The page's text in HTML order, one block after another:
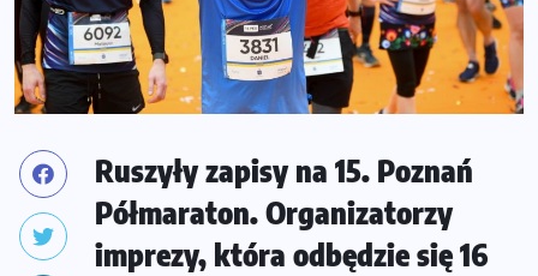
Ruszyły zapisy na 15. Poznań
Półmaraton. Organizatorzy
imprezy, która odbędzie się 16